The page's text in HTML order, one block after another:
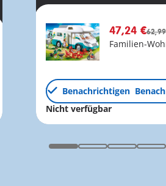
47,24 €
Familien-
Benachrichtigen
Nicht verfügbar